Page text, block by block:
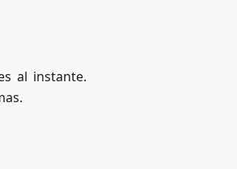
al instante.